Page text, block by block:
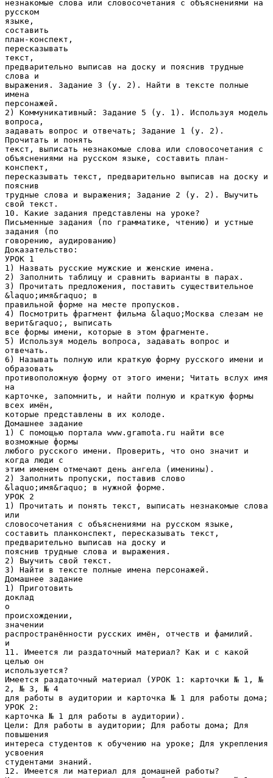
незнакомые слова или словосочетания с объяснениями на
русском
языке,
составить
план-конспект,
пересказывать
текст,
предварительно выписав на доску и пояснив трудные
слова и
выражения. Задание 3 (у. 2). Найти в тексте полные
имена
персонажей.
2) Коммуникативный: Задание 5 (у. 1). Используя модель
вопроса,
задавать вопрос и отвечать; Задание 1 (у. 2).
Прочитать и понять
текст, выписать незнакомые слова или словосочетания с
объяснениями на русском языке, составить план-
конспект,
пересказывать текст, предварительно выписав на доску и
пояснив
трудные слова и выражения; Задание 2 (у. 2). Выучить
свой текст.
10. Какие задания представлены на уроке?
Письменные задания (по грамматике, чтению) и устные
задания (по
говорению, аудированию)
Доказательство:
УРОК 1
1) Назвать русские мужские и женские имена.
2) Заполнить таблицу и сравнить варианты в парах.
3) Прочитать предложения, поставить существительное
&laquo;имя&raquo; в
правильной форме на месте пропусков.
4) Посмотрить фрагмент фильма &laquo;Москва слезам не
верит&raquo;, выписать
все формы имени, которые в этом фрагменте.
5) Используя модель вопроса, задавать вопрос и
отвечать.
6) Называть полную или краткую форму русского имени и
образовать
противоположную форму от этого имени; Читать вслух имя
на
карточке, запомнить, и найти полную и краткую формы
всех имён,
которые представлены в их колоде.
Домашнее задание
1) С помощью портала www.gramota.ru найти все
возможные формы
любого русского имени. Проверить, что оно значит и
когда люди с
этим именем отмечают день ангела (именины).
2) Заполнить пропуски, поставив слово
&laquo;имя&raquo; в нужной форме.
УРОК 2
1) Прочитать и понять текст, выписать незнакомые слова
или
словосочетания с объяснениями на русском языке,
составить планконспект, пересказывать текст,
предварительно выписав на доску и
пояснив трудные слова и выражения.
2) Выучить свой текст.
3) Найти в тексте полные имена персонажей.
Домашнее задание
1) Приготовить
доклад
о
происхождении,
значении
распространённости русских имён, отчеств и фамилий.
и
11. Имеется ли раздаточный материал? Как и с какой
целью он
используется?
Имеется раздаточный материал (УРОК 1: карточки № 1, №
2, № 3, № 4
для работы в аудитории и карточка № 1 для работы дома;
УРОК 2:
карточка № 1 для работы в аудитории).
Цели: Для работы в аудитории; Для работы дома; Для
повышения
интереса студентов к обучению на уроке; Для укрепления
усвоения
студентами знаний.
12. Имеется ли материал для домашней работы?